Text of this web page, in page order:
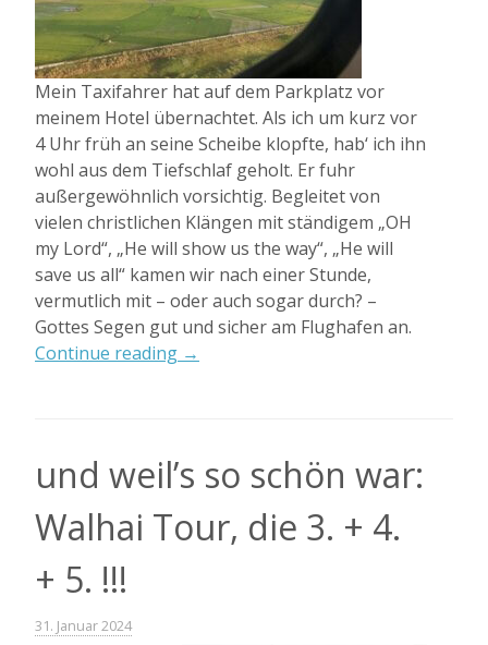
Mein Taxifahrer hat auf dem Parkplatz vor
meinem Hotel übernachtet. Als ich um kurz vor
4 Uhr früh an seine Scheibe klopfte, hab‘ ich ihn
wohl aus dem Tiefschlaf geholt. Er fuhr
außergewöhnlich vorsichtig. Begleitet von
vielen christlichen Klängen mit ständigem „OH
my Lord“, „He will show us the way“, „He will
save us all“ kamen wir nach einer Stunde,
vermutlich mit – oder auch sogar durch? –
Gottes Segen gut und sicher am Flughafen an.
Continue reading „Weiterreise
→
und weil’s so schön war:
Walhai Tour, die 3. + 4.
+ 5. !!!
31. Januar 2024